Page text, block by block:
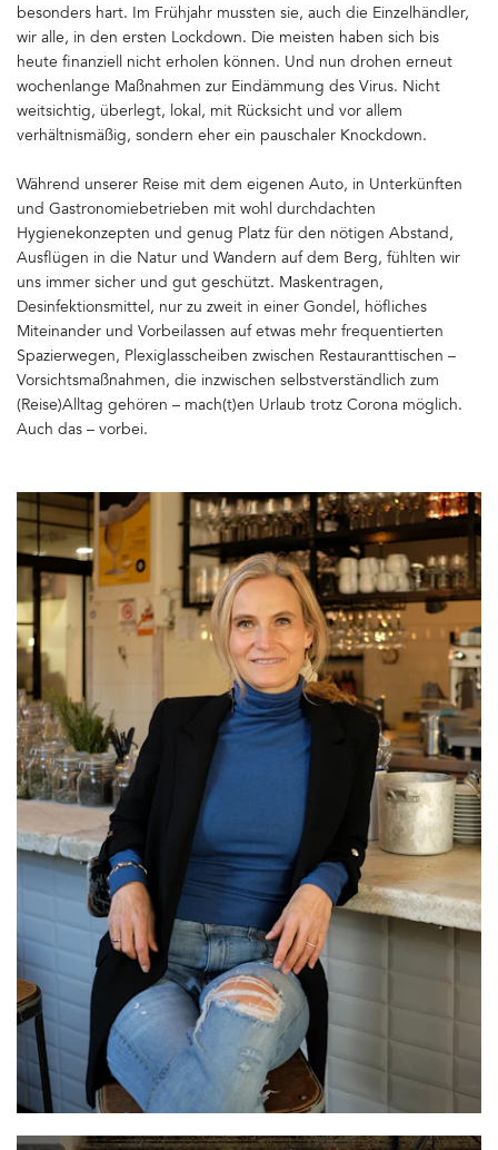
besonders hart. Im Frühjahr mussten sie, auch die Einzelhändler,
wir alle, in den ersten Lockdown. Die meisten haben sich bis
heute finanziell nicht erholen können. Und nun drohen erneut
wochenlange Maßnahmen zur Eindämmung des Virus. Nicht
weitsichtig, überlegt, lokal, mit Rücksicht und vor allem
verhältnismäßig, sondern eher ein pauschaler Knockdown.
Während unserer Reise mit dem eigenen Auto, in Unterkünften
und Gastronomiebetrieben mit wohl durchdachten
Hygienekonzepten und genug Platz für den nötigen Abstand,
Ausflügen in die Natur und Wandern auf dem Berg, fühlten wir
uns immer sicher und gut geschützt. Maskentragen,
Desinfektionsmittel, nur zu zweit in einer Gondel, höfliches
Miteinander und Vorbeilassen auf etwas mehr frequentierten
Spazierwegen, Plexiglasscheiben zwischen Restauranttischen –
Vorsichtsmaßnahmen, die inzwischen selbstverständlich zum
(Reise)Alltag gehören – mach(t)en Urlaub trotz Corona möglich.
Auch das – vorbei.